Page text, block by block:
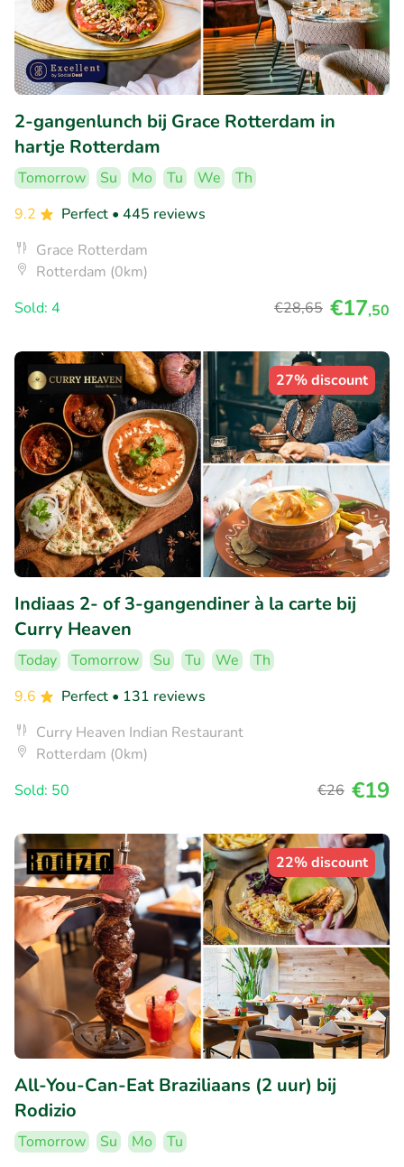
2-gangenlunch bij Grace Rotterdam in
hartje Rotterdam
Tomorrow Su Mo Tu We
Th
9.2
Perfect • 445 reviews
Grace Rotterdam
Rotterdam (0km)
Sold: 4
€28,65 €17,50
27% discount
Indiaas 2- of 3-gangendiner à la carte bij
Curry Heaven
Today Tomorrow Su Tu We
Th
9.6
Perfect • 131 reviews
Curry Heaven Indian Restaurant
Rotterdam (0km)
Sold: 50
€26 €19
22% discount
All-You-Can-Eat Braziliaans (2 uur) bij
Rodizio
Tomorrow Su Mo
Tu